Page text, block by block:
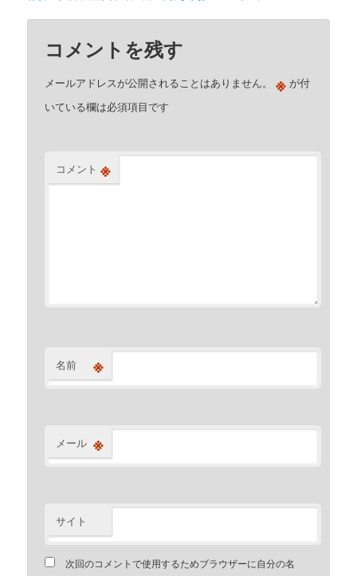
コメントを残す
メールアドレスが公開されることはありません。 ※ が付
いている欄は必須項目です
コメント ※
名前 ※
メール ※
サイト
次回のコメントで使用するためブラウザーに自分の名